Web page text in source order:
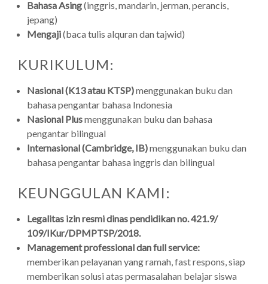
Bahasa Asing(inggris, mandarin, jerman, perancis,
jepang)
Mengaji(baca tulis alquran dan tajwid)
KURIKULUM:
Nasional (K13 atau KTSP)menggunakan buku dan
bahasa pengantar bahasa Indonesia
Nasional Plusmenggunakan buku dan bahasa
pengantar bilingual
Internasional (Cambridge, IB)menggunakan buku dan
bahasa pengantar bahasa inggris dan bilingual
KEUNGGULAN KAMI:
Legalitas izin resmi dinas pendidikan no. 421.9/
109/IKur/DPMPTSP/2018.
Management professional dan full service:
memberikan pelayanan yang ramah, fast respons, siap
memberikan solusi atas permasalahan belajar siswa